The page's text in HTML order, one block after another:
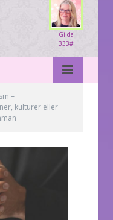
Gilda
333#
–
kulturer eller